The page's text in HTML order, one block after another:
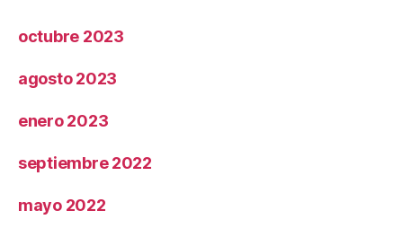
octubre 2023
agosto 2023
enero 2023
septiembre 2022
mayo 2022